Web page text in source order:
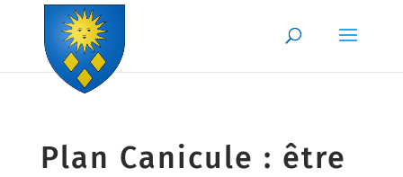
Skip to content
Plan Canicule : être